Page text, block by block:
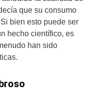
que su consumo
bien esto puede ser
hecho científico, es
han sido